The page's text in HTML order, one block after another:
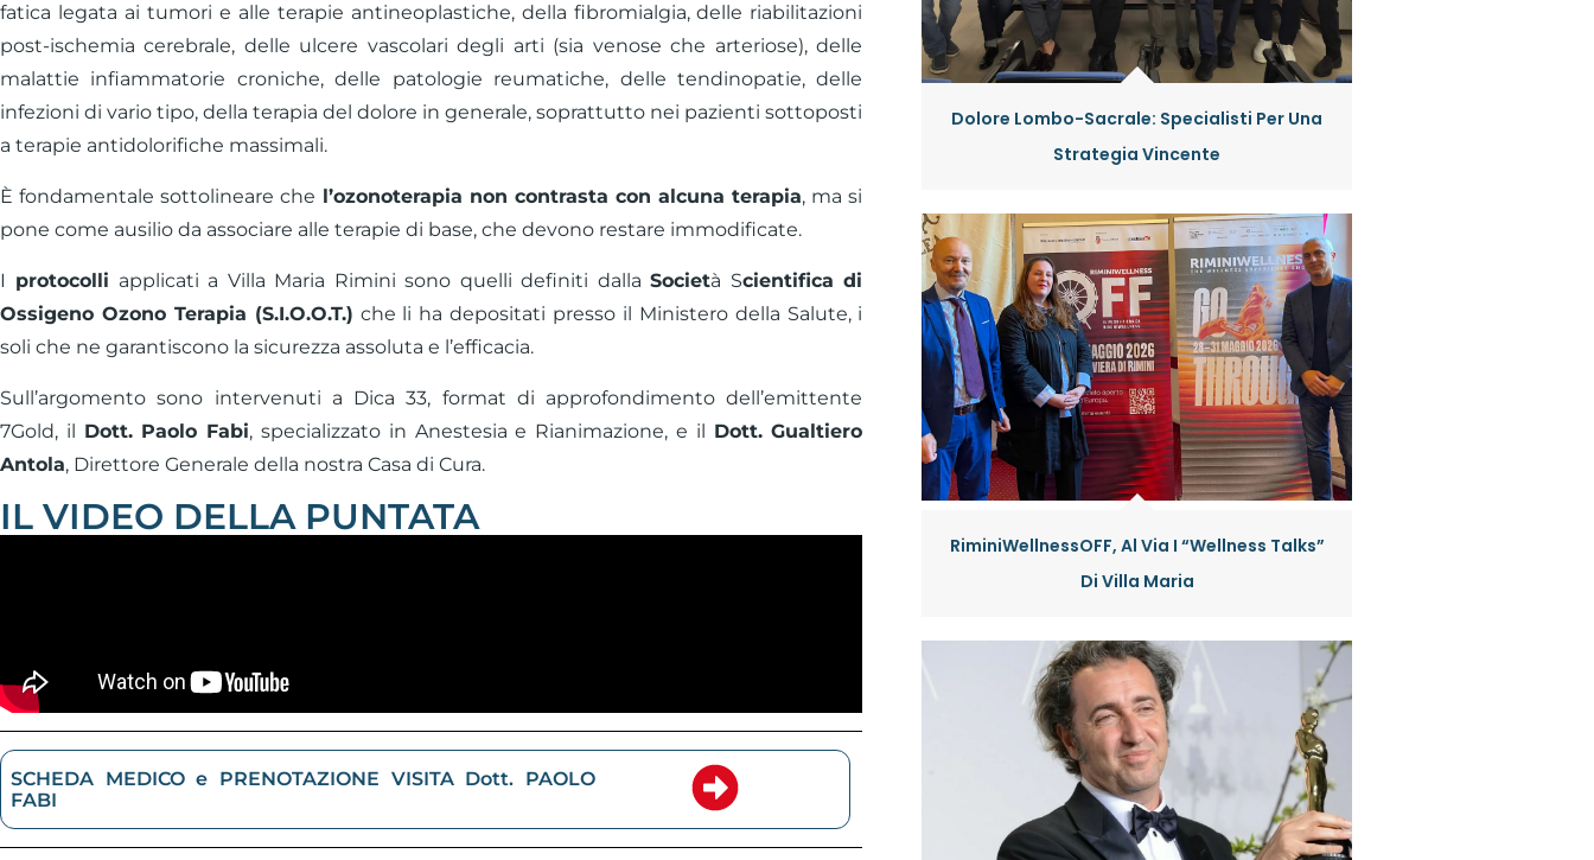
fatica legata ai tumori e alle terapie antineoplastiche, della fibromialgia, delle riabilitazioni
post-ischemia cerebrale, delle ulcere vascolari degli arti (sia venose che arteriose), delle
malattie infiammatorie croniche, delle patologie reumatiche, delle tendinopatie, delle
infezioni di vario tipo, della terapia del dolore in generale, soprattutto nei pazienti sottoposti
a terapie antidolorifiche massimali.
È fondamentale sottolineare che l’ozonoterapia non contrasta con alcuna terapia, ma si
pone come ausilio da associare alle terapie di base, che devono restare immodificate.
I protocolli applicati a Villa Maria Rimini sono quelli definiti dallaSocietà Scientifica di
Ossigeno Ozono Terapia (S.I.O.O.T.) che li ha depositati presso il Ministero della Salute, i
soli che ne garantiscono la sicurezza assoluta e l’efficacia.
Sull’argomento sono intervenuti a Dica 33, format di approfondimento dell’emittente
7Gold, il Dott. Paolo Fabi, specializzato in Anestesia e Rianimazione, e il Dott. Gualtiero
Antola, Direttore Generale della nostra Casa di Cura.
IL VIDEO DELLA PUNTATA
SCHEDA MEDICO e PRENOTAZIONE VISITA Dott. PAOLO
FABI
Dolore Lombo-Sacrale: Specialisti Per Una
Strategia Vincente
RiminiWellnessOFF, Al Via I “Wellness Talks”
Di Villa Maria